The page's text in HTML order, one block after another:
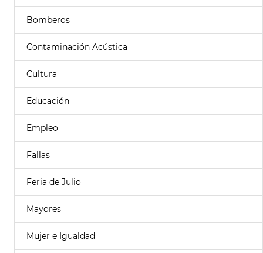
Bomberos
Contaminación Acústica
Cultura
Educación
Empleo
Fallas
Feria de Julio
Mayores
Mujer e Igualdad